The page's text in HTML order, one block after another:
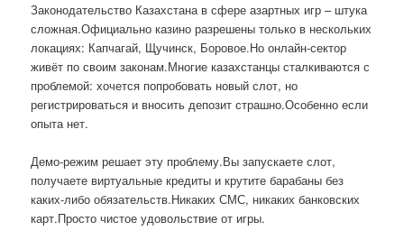
Законодательство Казахстана в сфере азартных игр – штука
сложная.Официально казино разрешены только в нескольких
локациях: Капчагай, Щучинск, Боровое.Но онлайн-сектор
живёт по своим законам.Многие казахстанцы сталкиваются с
проблемой: хочется попробовать новый слот, но
регистрироваться и вносить депозит страшно.Особенно если
опыта нет.
Демо-режим решает эту проблему.Вы запускаете слот,
получаете виртуальные кредиты и крутите барабаны без
каких-либо обязательств.Никаких СМС, никаких банковских
карт.Просто чистое удовольствие от игры.